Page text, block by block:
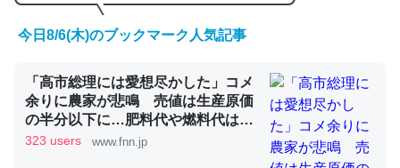
くらい。小説でいう「ずっと前の伏線」は回収されないけ
ど、短期記憶というには多い分量。進化すればするほど分
かりやすく強くなりそう
─GPTの仕組みと限界についての考察（１） - conceptualization
今日8/6(木)のブックマーク人気記事
「高市総理には愛想尽かした」コメ
余りに農家が悲鳴 売値は生産原価
の半分以下に…肥料代や燃料代は高
騰「今年でやめる」農家も｜FNNプ
323 users www.fnn.jp